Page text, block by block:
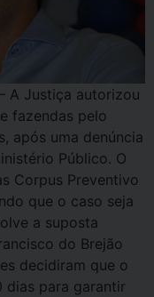
A Justiça autorizou
fazendas pelo
após uma denúncia
Público. O
Corpus Preventivo
que o caso seja
a suposta
do Brejão
decidiram que o
dias para garantir